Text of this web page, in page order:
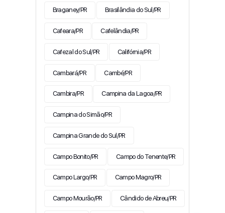
Braganey/PR Brasilândia do Sul/PR
Cafeara/PR Cafelândia/PR
Cafezal do Sul/PR Califórnia/PR
Cambará/PR Cambé/PR
Cambira/PR Campina da Lagoa/PR
Campina do Simão/PR
Campina Grande do Sul/PR
Campo Bonito/PR Campo do Tenente/PR
Campo Largo/PR Campo Magro/PR
Campo Mourão/PR Cândido de Abreu/PR